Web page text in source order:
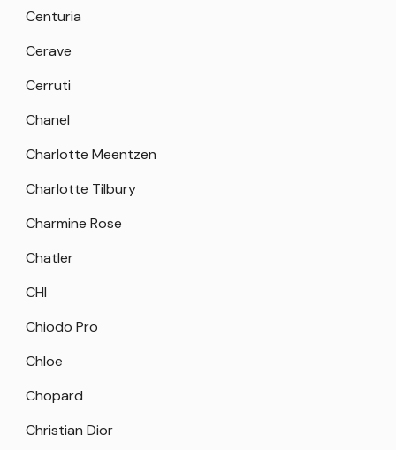
Centuria
Cerave
Cerruti
Chanel
Charlotte Meentzen
Charlotte Tilbury
Charmine Rose
Chatler
CHI
Chiodo Pro
Chloe
Chopard
Christian Dior